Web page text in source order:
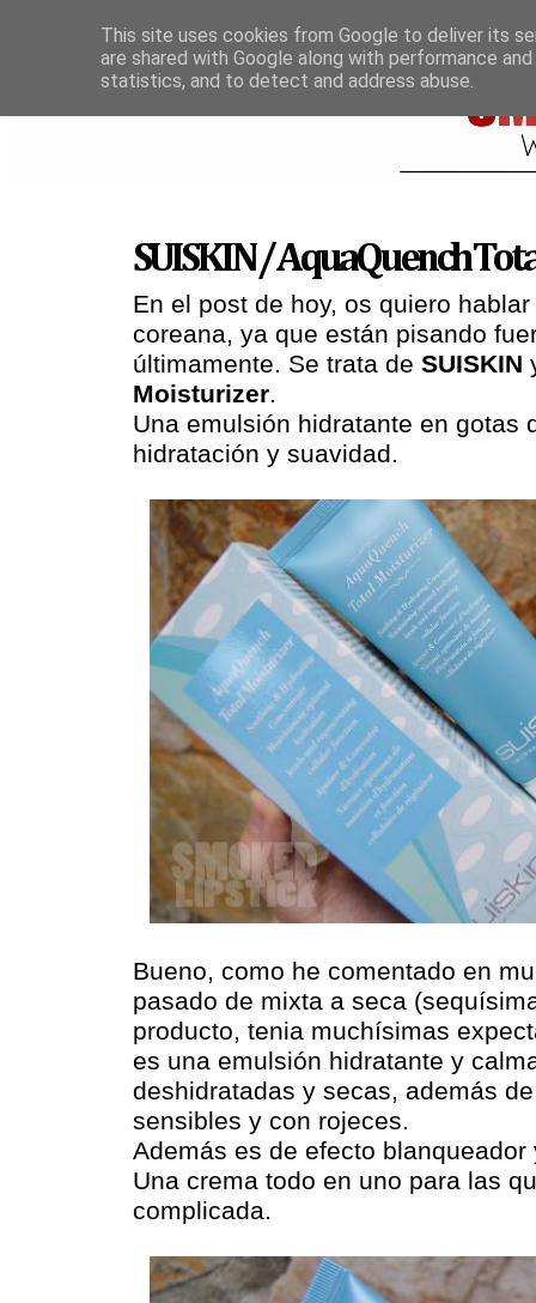
SUISKIN / AquaQuench
En el post de hoy, os quiero
coreana, ya que están pisando
últimamente. Se trata de SUISKIN
Moisturizer.
Una emulsión hidratante en gotas
hidratación y suavidad.
Bueno, como he comentado en
pasado de mixta a seca
producto, tenia muchísimas
es una emulsión hidratante y
deshidratadas y secas, además
sensibles y con rojeces.
Además es de efecto blanqueador
Una crema todo en uno para las
complicada.
This site uses cookies from Google to deliver its
are shared with Google along with performance
statistics, and to detect and address abuse.